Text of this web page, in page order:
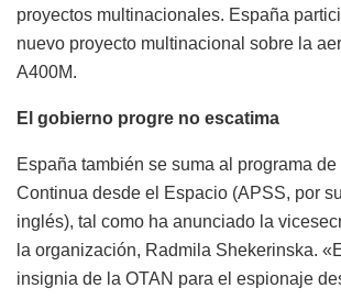
proyectos multinacionales. España
nuevo proyecto multinacional sobre la
A400M.
El gobierno progre no escatima
España también se suma al programa
Continua desde el Espacio (APSS, por
inglés), tal como ha anunciado la
la organización, Radmila Shekerinska.
insignia de la OTAN para el espionaje